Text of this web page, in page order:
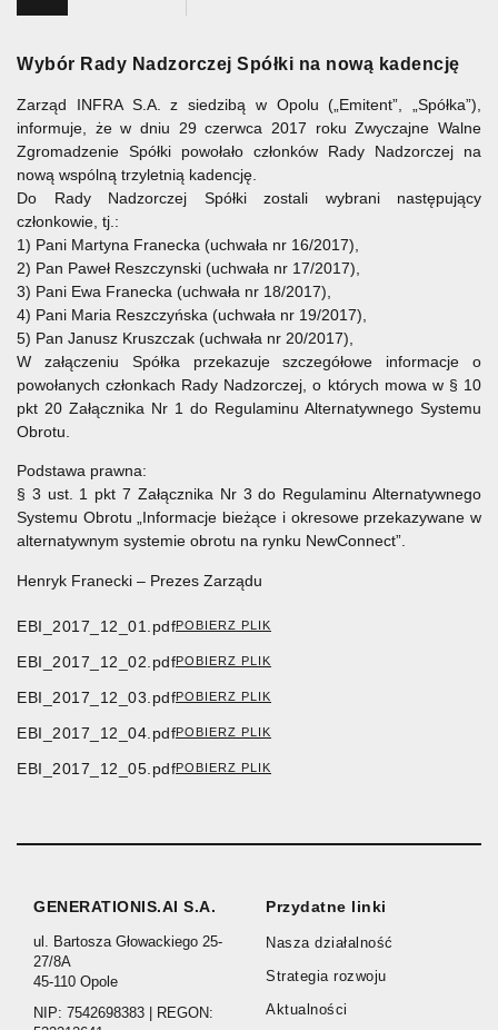
Wybór Rady Nadzorczej Spółki na nową kadencję
Zarząd INFRA S.A. z siedzibą w Opolu („Emitent”, „Spółka”),
informuje, że w dniu 29 czerwca 2017 roku Zwyczajne Walne
Zgromadzenie Spółki powołało członków Rady Nadzorczej na
nową wspólną trzyletnią kadencję.
Do Rady Nadzorczej Spółki zostali wybrani następujący
członkowie, tj.:
1) Pani Martyna Franecka (uchwała nr 16/2017),
2) Pan Paweł Reszczynski (uchwała nr 17/2017),
3) Pani Ewa Franecka (uchwała nr 18/2017),
4) Pani Maria Reszczyńska (uchwała nr 19/2017),
5) Pan Janusz Kruszczak (uchwała nr 20/2017),
W załączeniu Spółka przekazuje szczegółowe informacje o
powołanych członkach Rady Nadzorczej, o których mowa w § 10
pkt 20 Załącznika Nr 1 do Regulaminu Alternatywnego Systemu
Obrotu.
Podstawa prawna:
§ 3 ust. 1 pkt 7 Załącznika Nr 3 do Regulaminu Alternatywnego
Systemu Obrotu „Informacje bieżące i okresowe przekazywane w
alternatywnym systemie obrotu na rynku NewConnect”.
Henryk Franecki – Prezes Zarządu
EBI_2017_12_01.pdfPOBIERZ PLIK
EBI_2017_12_02.pdfPOBIERZ PLIK
EBI_2017_12_03.pdfPOBIERZ PLIK
EBI_2017_12_04.pdfPOBIERZ PLIK
EBI_2017_12_05.pdfPOBIERZ PLIK
GENERATIONIS.AI S.A.
ul. Bartosza Głowackiego 25-
27/8A
45-110 Opole
NIP: 7542698383 | REGON:
Przydatne linki
Nasza działalność
Strategia rozwoju
Aktualności